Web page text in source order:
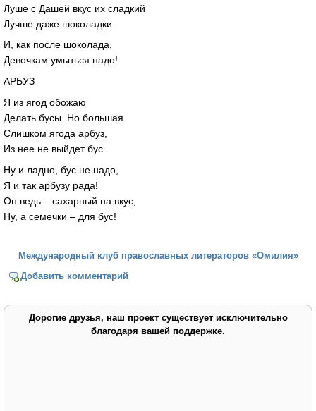
Луше с Дашей вкус их сладкий
Лучше даже шоколадки.
И, как после шоколада,
Девочкам умыться надо!
АРБУЗ
Я из ягод обожаю
Делать бусы. Но большая
Слишком ягода арбуз,
Из нее не выйдет бус.
Ну и ладно, бус не надо,
Я и так арбузу рада!
Он ведь – сахарный на вкус,
Ну, а семечки – для бус!
Международный клуб православных литераторов «Омилия»
Добавить комментарий
Дорогие друзья, наш проект существует исключительно
благодаря вашей поддержке.